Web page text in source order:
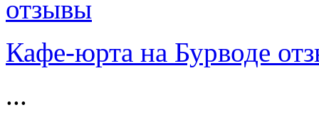
Кафе-юрта на Бурводе
...